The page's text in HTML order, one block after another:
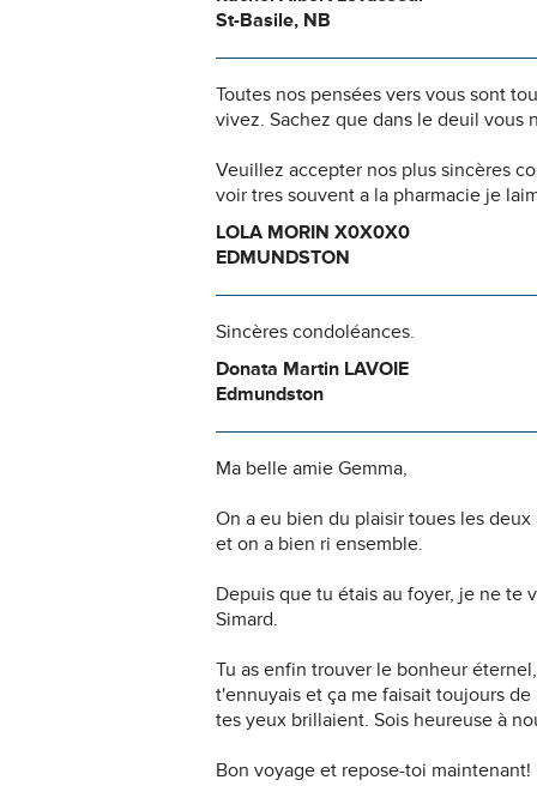
St-Basile, NB
Toutes nos pensées vers vous sont
vivez. Sachez que dans le deuil vous
Veuillez accepter nos plus sincères
voir tres souvent a la pharmacie je
LOLA MORIN X0X0X0
EDMUNDSTON
Sincères condoléances.
Donata Martin LAVOIE
Edmundston
Ma belle amie Gemma,
On a eu bien du plaisir toues les
et on a bien ri ensemble.
Depuis que tu étais au foyer, je ne te
Simard.
Tu as enfin trouver le bonheur
t'ennuyais et ça me faisait toujours
tes yeux brillaient. Sois heureuse à
Bon voyage et repose-toi maintenant!